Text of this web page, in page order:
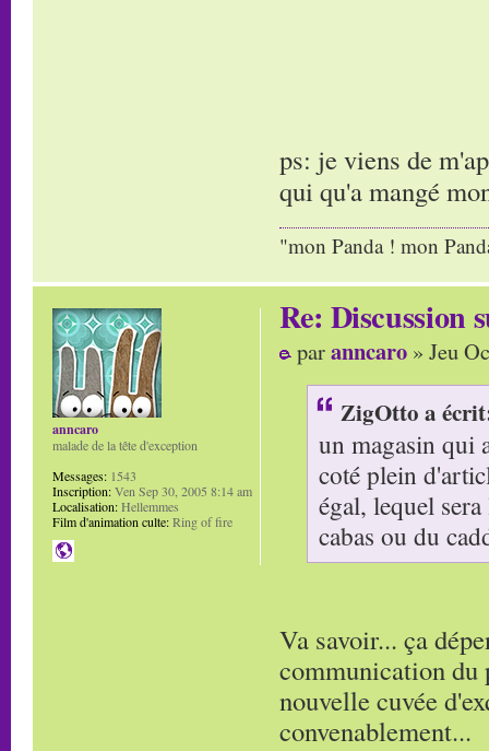
ps: je viens de
qui qu'a mangé
"mon Panda ! mon
Re: Discussion
paranncaro » Jeu
ZigOtto a
un magasin qui
coté plein
égal, lequel
cabas ou du
Va savoir... ça
communication du
nouvelle cuvée
convenablement...
anncaro
malade de la tête d'exception
Messages: 1543
Inscription:Ven Sep 30, 2005 8:14 am
Localisation:Hellemmes
Film d'animation culte:Ring of fire